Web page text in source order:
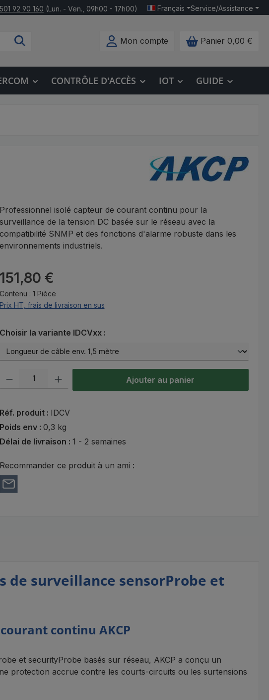
92 90 160 (Lun. - Ven., 09h00 - 17h00) Français Service/Assistance
Mon compte Panier 0,00 €
CONTRÔLE D'ACCÈS IOT GUIDE
Professionnel isolé capteur de courant continu pour la
surveillance de la tension DC basée sur le réseau avec la
compatibilité SNMP et des fonctions d'alarme robuste dans les
environnements industriels.
Prix régulier :
151,80 €
Contenu : 1 Pièce
Prix HT, frais de livraison en sus
Sélectionnez
Choisir la variante IDCVxx :
Quantité de produit : Entrez la quantité souhaitée ou utilisez les boutons pour
Ajouter au panier
Réf. produit : IDCV
Poids env : 0,3 kg
Délai de livraison : 1 - 2 semaines
Recommander ce produit à un ami :
de surveillance sensorProbe et
continu AKCP
et securityProbe basés sur réseau, AKCP a conçu un
protection accrue contre les courts-circuits ou les surtensions